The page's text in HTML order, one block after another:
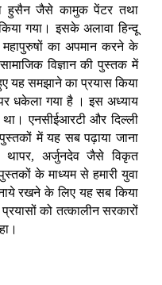
हुसैन जैसे कामुक पेंटर तथा
गया। इसके अलावा हिन्दू
का अपमान करने के
विज्ञान की पुस्तक में
यह समझाने का प्रयास किया
धकेला गया है । इस अध्याय
एनसीईआरटी और दिल्ली
में यह सब पढ़ाया जाना
थापर, अर्जुनदेव जैसे विकृत
के माध्यम से हमारी युवा
रखने के लिए यह सब किया
को तत्कालीन सरकारों